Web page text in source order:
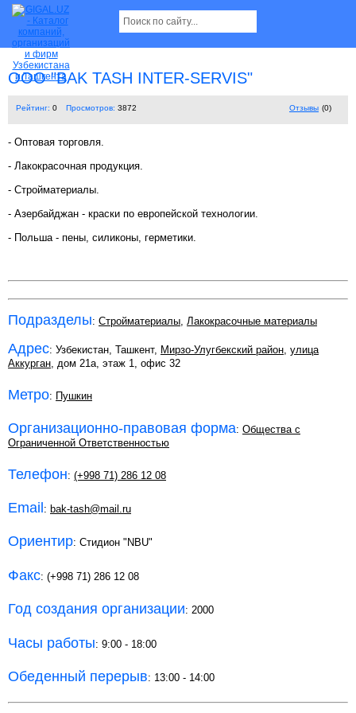
OOO "BAK TASH INTER-SERVIS"
Рейтинг: 0 Просмотров: 3872 Отзывы (0)
- Оптовая торговля.
- Лакокрасочная продукция.
- Стройматериалы.
- Азербайджан - краски по европейской технологии.
- Польша - пены, силиконы, герметики.
Подразделы: Стройматериалы, Лакокрасочные материалы
Адрес: Узбекистан, Ташкент, Мирзо-Улугбекский район, улица
Аккурган, дом 21а, этаж 1, офис 32
Метро: Пушкин
Организационно-правовая форма: Общества с
Ограниченной Ответственностью
Телефон: (+998 71) 286 12 08
Email : bak-tash@mail.ru
Ориентир: Стидион "NBU"
Факс: (+998 71) 286 12 08
Год создания организации: 2000
Часы работы: 9:00 - 18:00
Обеденный перерыв: 13:00 - 14:00